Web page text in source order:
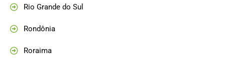
Rio Grande do Sul
Rondônia
Roraima